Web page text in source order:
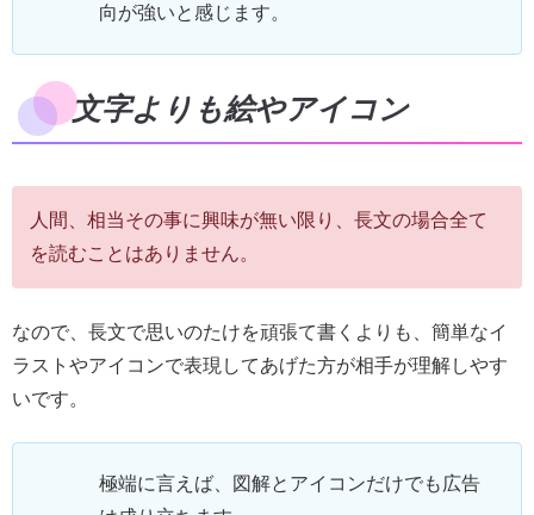
向が強いと感じます。
文字よりも絵やアイコン
人間、相当その事に興味が無い限り、長文の場合全て
を読むことはありません。
なので、長文で思いのたけを頑張て書くよりも、簡単なイ
ラストやアイコンで表現してあげた方が相手が理解しやす
いです。
極端に言えば、図解とアイコンだけでも広告